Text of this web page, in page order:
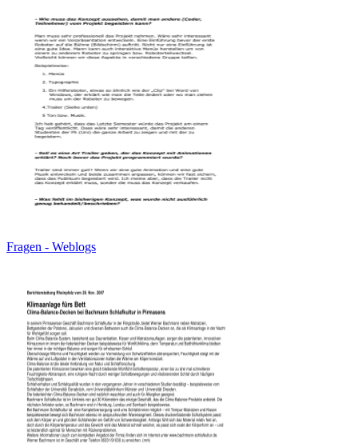
Fragen - Weblogs